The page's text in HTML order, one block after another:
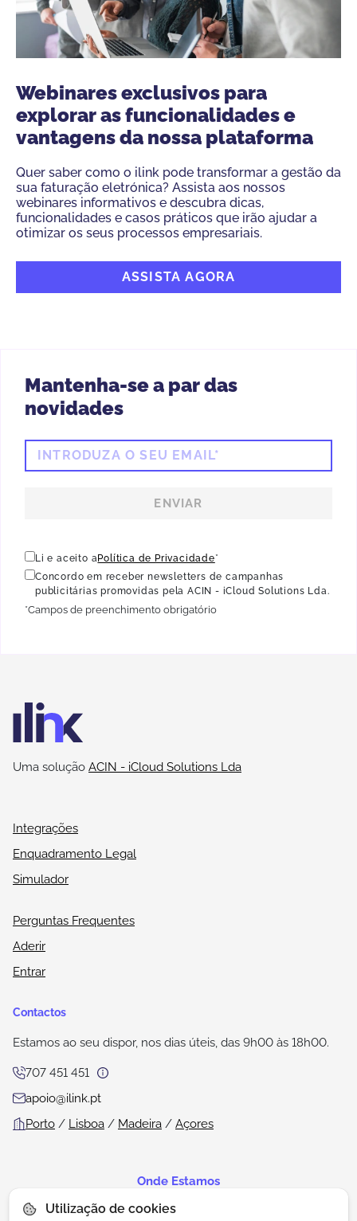
Webinares exclusivos para
explorar as funcionalidades e
vantagens da nossa plataforma
Quer saber como o ilink pode transformar a gestão da
sua faturação eletrónica? Assista aos nossos
webinares informativos e descubra dicas,
funcionalidades e casos práticos que irão ajudar a
otimizar os seus processos empresariais.
ASSISTA AGORA
Mantenha-se a par das
novidades
INTRODUZA O SEU EMAIL*
ENVIAR
Li e aceito aPolítica de Privacidade*
Concordo em receber newsletters de campanhas
publicitárias promovidas pela ACIN - iCloud Solutions Lda.
*Campos de preenchimento obrigatório
Uma solução ACIN - iCloud Solutions Lda
Integrações
Enquadramento Legal
Simulador
Perguntas Frequentes
Aderir
Entrar
Contactos
Estamos ao seu dispor, nos dias úteis, das 9h00 às 18h00.
707 451 451
apoio@ilink.pt
Porto / Lisboa / Madeira / Açores
Onde Estamos
Utilização de cookies